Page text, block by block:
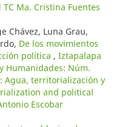
Ma. Cristina Fuentes
Chávez, Luna Grau,
De los movimientos
política , Iztapalapa
Humanidades: Núm.
Agua, territorialización y
and political
Escobar